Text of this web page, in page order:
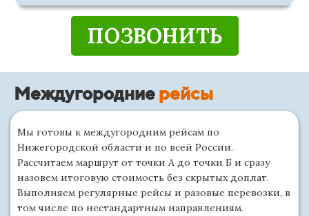
ПОЗВОНИТЬ
Междугородниерейсы
Мы готовы к междугородним рейсам по
Нижегородской области и по всей России.
Рассчитаем маршрут от точки А до точки Б и сразу
назовем итоговую стоимость без скрытых доплат.
Выполняем регулярные рейсы и разовые перевозки, в
том числе по нестандартным направлениям.